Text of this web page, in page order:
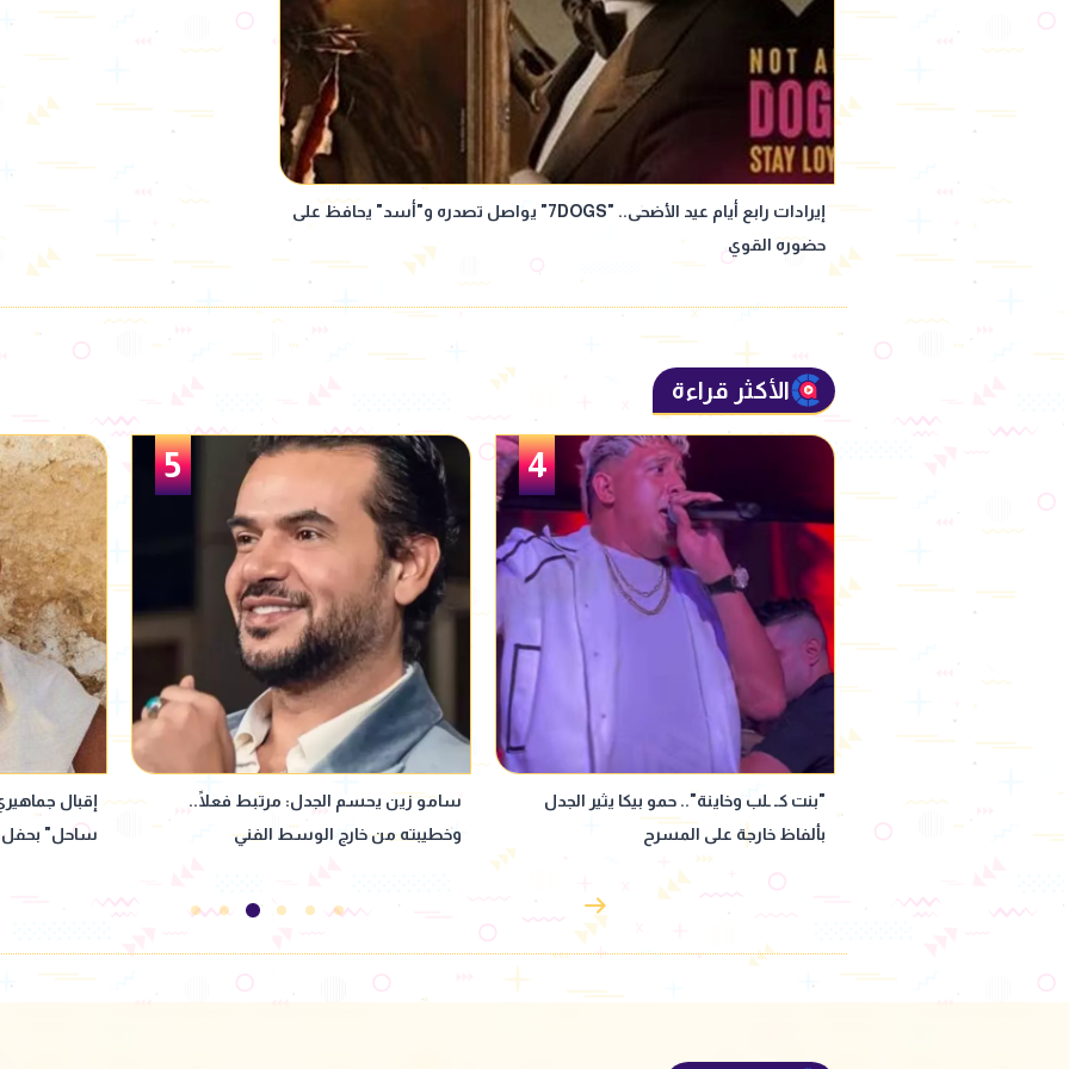
إيرادات رابع أيام عيد الأضحى.. "7DOGS" يواصل تصدره و"أسد" يحافظ على
حضوره القوي
الأكثر قراءة
حمو بيكا يثير الجدل
5
سامو زين يحسم الجدل: مرتبط فعلًا..
وخطيبته من خارج الوسط الفني
6
إقبال جماهيري ضخم على أولى فعاليات "يلا
ساحل" بحفل عمرو دياب
رامي وحيد
"عالم